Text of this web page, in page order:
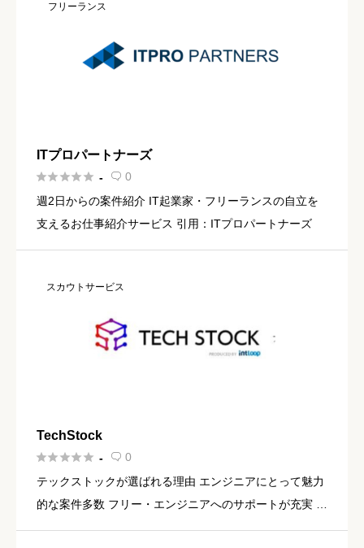
フリーランス
ITプロパートナーズ
 -  0
週2日からの案件紹介 IT起業家・フリーランスの自立を
支えるお仕事紹介サービス 引用：ITプロパートナーズ
スカウトサービス
TechStock
 -  0
テックストックが選ばれる理由 エンジニアにとって魅力
的な案件多数 フリー・エンジニアへのサポートが充実 何